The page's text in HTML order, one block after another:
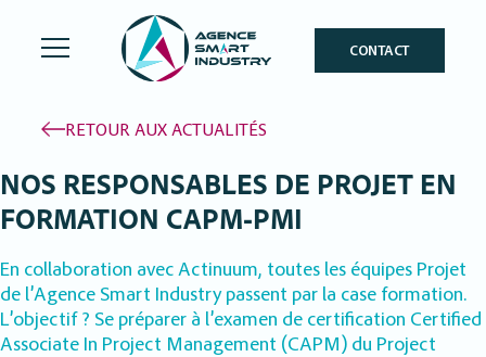
CONTACT
RETOUR AUX ACTUALITÉS
NOS RESPONSABLES DE PROJET EN
FORMATION CAPM-PMI
En collaboration avec Actinuum, toutes les équipes Projet
de l’Agence Smart Industry passent par la case formation.
L’objectif ? Se préparer à l’examen de certification Certified
Associate In Project Management (CAPM) du Project